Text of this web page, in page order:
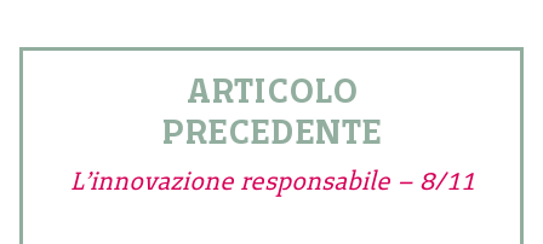
ARTICOLO
PRECEDENTE
L’innovazione responsabile – 8/11